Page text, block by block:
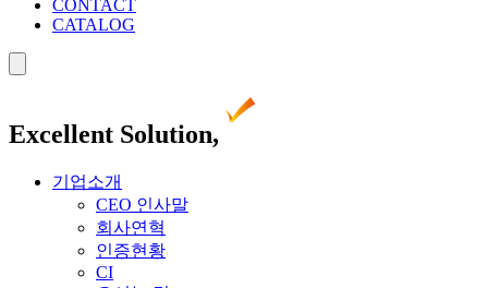
CONTACT
CATALOG
Excellent Solution,
기업소개
CEO 인사말
회사연혁
인증현황
CI